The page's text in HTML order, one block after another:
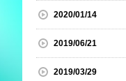
2020/01/14
2019/06/21
2019/03/29